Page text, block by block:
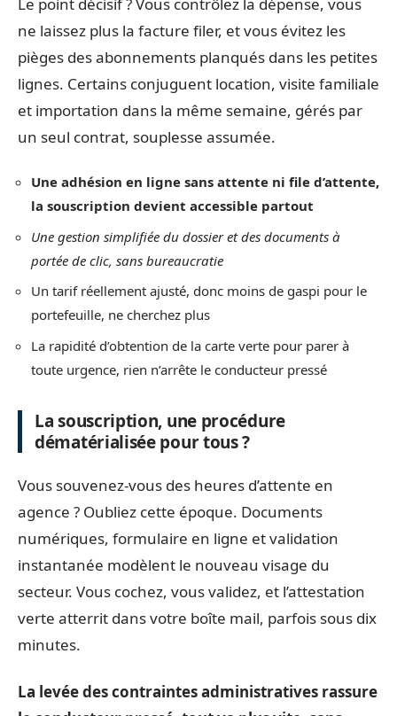
ne laissez plus la facture filer, et vous évitez les
pièges des abonnements planqués dans les petites
lignes. Certains conjuguent location, visite familiale
et importation dans la même semaine, gérés par
un seul contrat, souplesse assumée.
Une adhésion en ligne sans attente ni file d’attente,
la souscription devient accessible partout
Une gestion simplifiée du dossier et des documents à
portée de clic, sans bureaucratie
Un tarif réellement ajusté, donc moins de gaspi pour le
portefeuille, ne cherchez plus
La rapidité d’obtention de la carte verte pour parer à
toute urgence, rien n’arrête le conducteur pressé
La souscription, une procédure
dématérialisée pour tous ?
Vous souvenez-vous des heures d’attente en
agence ? Oubliez cette époque. Documents
numériques, formulaire en ligne et validation
instantanée modèlent le nouveau visage du
secteur. Vous cochez, vous validez, et l’attestation
verte atterrit dans votre boîte mail, parfois sous dix
minutes.
La levée des contraintes administratives rassure